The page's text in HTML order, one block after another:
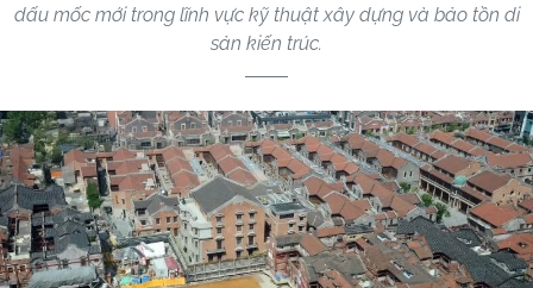
dấu mốc mới trong lĩnh vực kỹ thuật xây dựng và bảo tồn di
sản kiến trúc.